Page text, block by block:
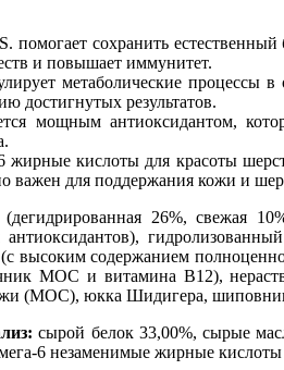
помогает сохранить
и повышает иммунитет.
метаболические процессы
достигнутых результатов.
мощным антиоксидантом,
жирные кислоты для красоты
важен для поддержания кожи и
(дегидрированная 26%, свежая
высоким содержанием
МОС и витамина В12),
(МОС), юкка Шидигера,
сырой белок 33,00%, сырые
6 незаменимые жирные